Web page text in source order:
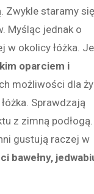
Zwykle staramy się
Myśląc jednak o
w okolicy łóżka.
oparciem i
możliwości dla
Sprawdzają
z zimną podłogą.
gustują raczej w
bawełny,